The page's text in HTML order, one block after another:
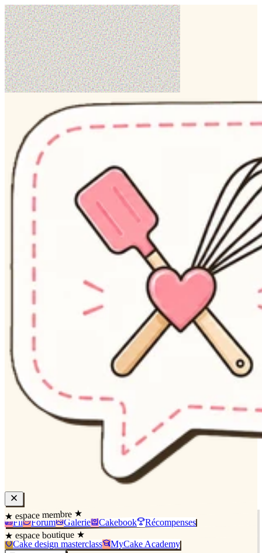
★ espace membre ★
Fil Forum Galerie Cakebook Récompenses
★ espace boutique ★
Cake design masterclass MyCake Academy